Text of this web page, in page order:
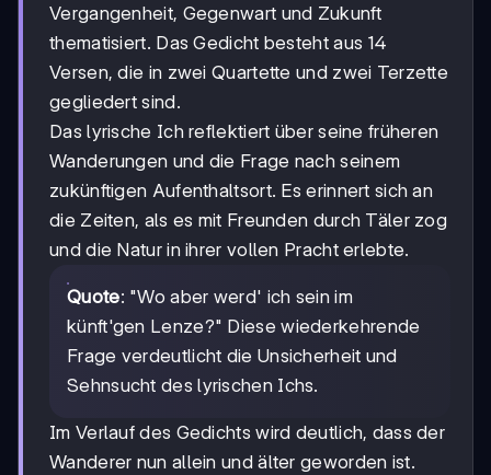
Vergangenheit, Gegenwart und Zukunft
thematisiert. Das Gedicht besteht aus 14
Versen, die in zwei Quartette und zwei Terzette
gegliedert sind.
Das lyrische Ich reflektiert über seine früheren
Wanderungen und die Frage nach seinem
zukünftigen Aufenthaltsort. Es erinnert sich an
die Zeiten, als es mit Freunden durch Täler zog
und die Natur in ihrer vollen Pracht erlebte.
Quote: "Wo aber werd' ich sein im
künft'gen Lenze?" Diese wiederkehrende
Frage verdeutlicht die Unsicherheit und
Sehnsucht des lyrischen Ichs.
Im Verlauf des Gedichts wird deutlich, dass der
Wanderer nun allein und älter geworden ist.